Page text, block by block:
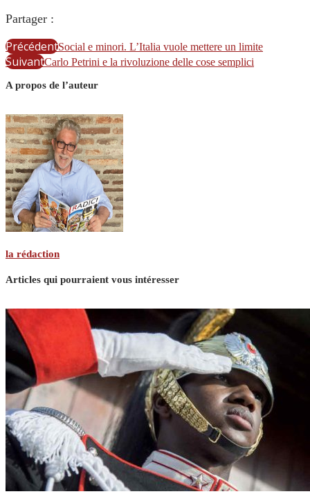
Partager :
PrécédentSocial e minori. L’Italia vuole mettere un limite
SuivantCarlo Petrini e la rivoluzione delle cose semplici
A propos de l’auteur
la rédaction
Articles qui pourraient vous intéresser